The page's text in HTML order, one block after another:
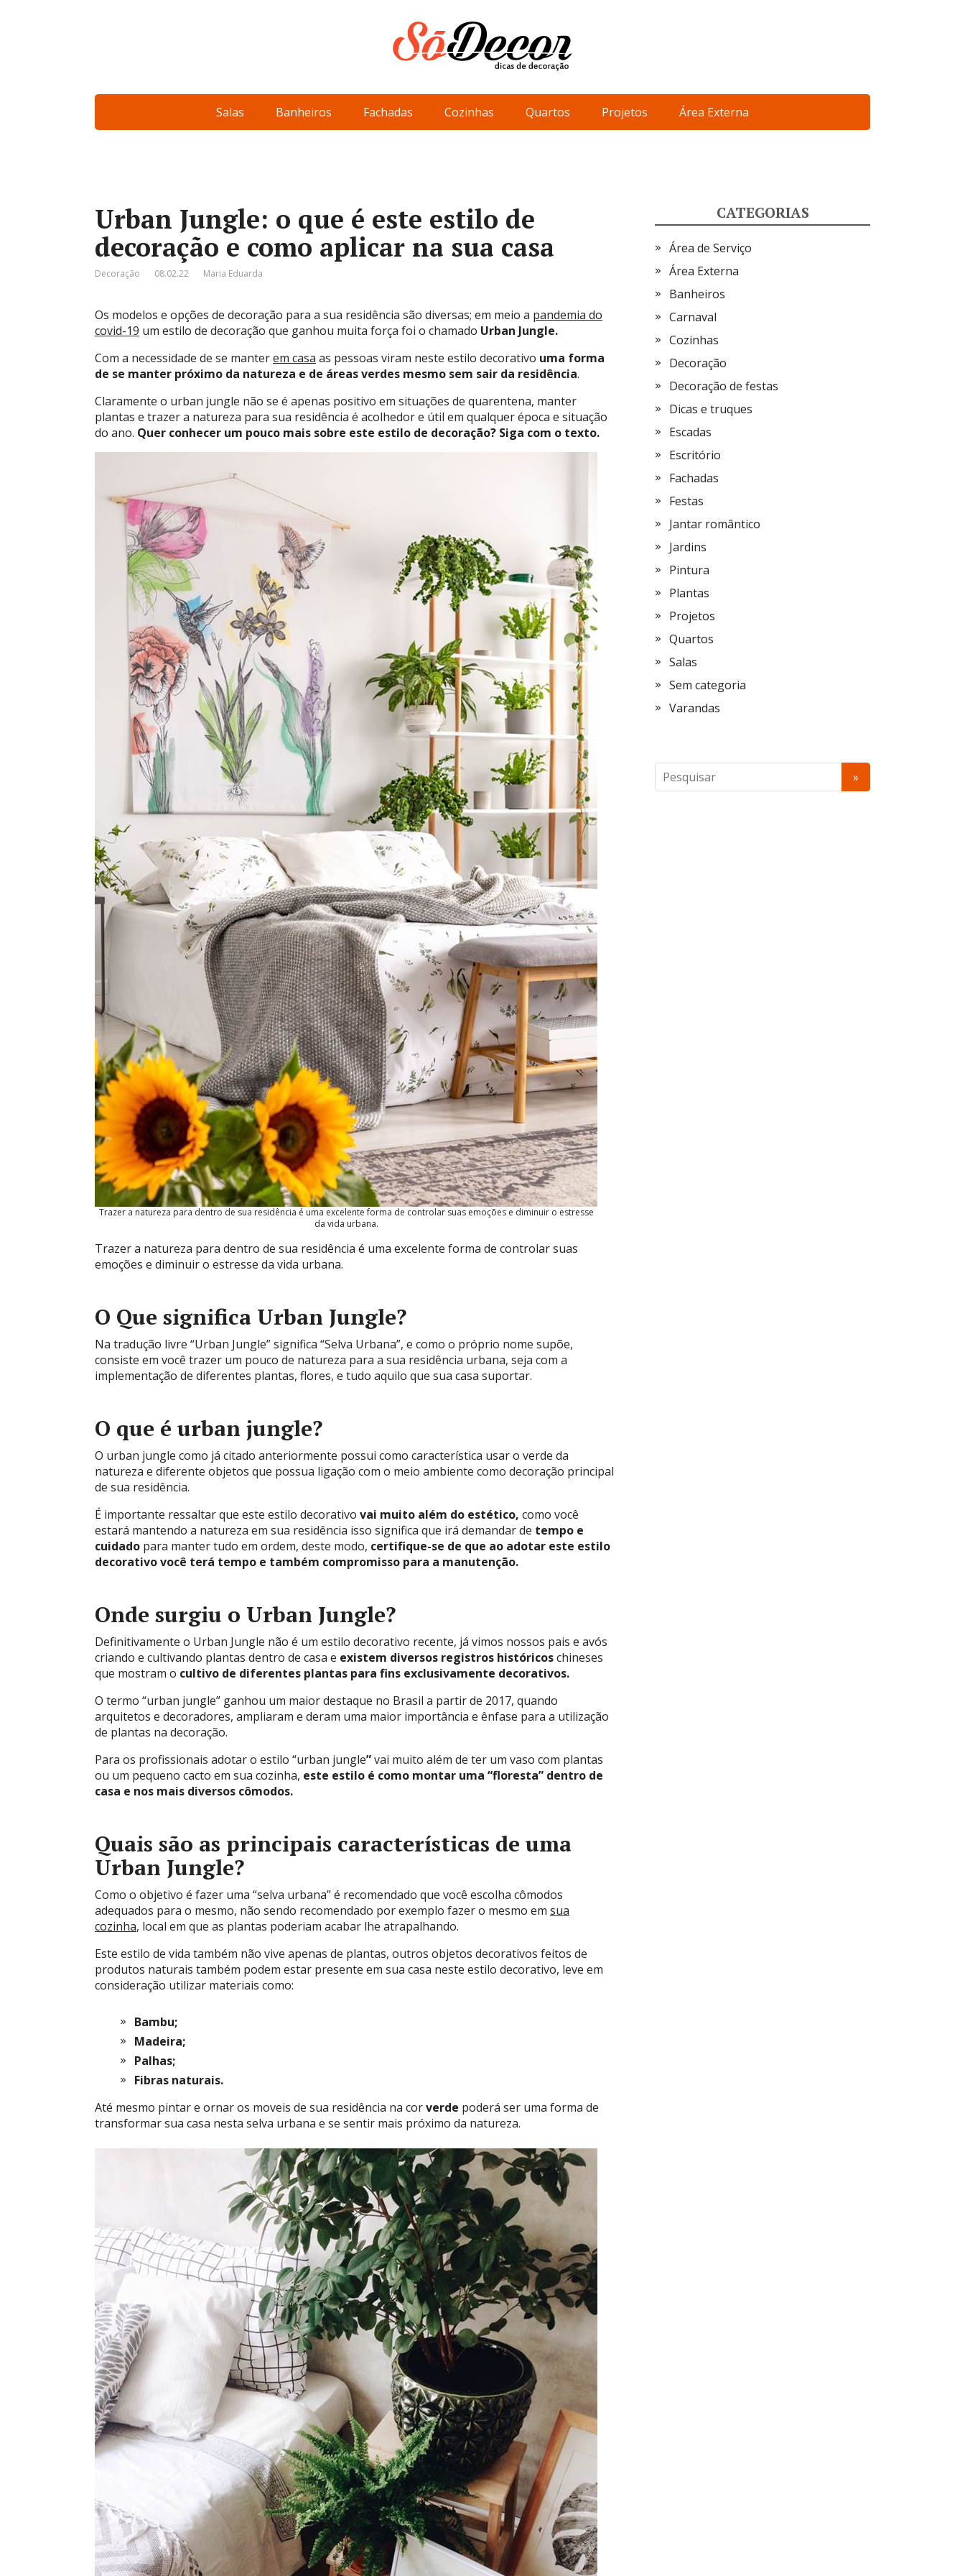
Salas Banheiros Fachadas Cozinhas Quartos Projetos Área Externa
Urban Jungle: o que é este estilo de
decoração e como aplicar na sua casa
Decoração 08.02.22 Maria Eduarda
Os modelos e opções de decoração para a sua residência são diversas; em meio a pandemia do
covid-19 um estilo de decoração que ganhou muita força foi o chamado Urban Jungle.
Com a necessidade de se manterem casa as pessoas viram neste estilo decorativo uma forma
de se manter próximo da natureza e de áreas verdes mesmo sem sair da residência.
Claramente o urban jungle não se é apenas positivo em situações de quarentena, manter
plantas e trazer a natureza para sua residência é acolhedor e útil em qualquer época e situação
do ano. Quer conhecer um pouco mais sobre este estilo de decoração? Siga com o texto.
Trazer a natureza para dentro de sua residência é uma excelente forma de controlar suas emoções e diminuir o estresse
da vida urbana.
Trazer a natureza para dentro de sua residência é uma excelente forma de controlar suas
emoções e diminuir o estresse da vida urbana.
O Que significa Urban Jungle?
Na tradução livre “Urban Jungle” significa “Selva Urbana”, e como o próprio nome supõe,
consiste em você trazer um pouco de natureza para a sua residência urbana, seja com a
implementação de diferentes plantas, flores, e tudo aquilo que sua casa suportar.
O que é urban jungle?
O urban jungle como já citado anteriormente possui como característica usar o verde da
natureza e diferente objetos que possua ligação com o meio ambiente como decoração principal
de sua residência.
É importante ressaltar que este estilo decorativo vai muito além do estético, como você
estará mantendo a natureza em sua residência isso significa que irá demandar de tempo e
cuidado para manter tudo em ordem, deste modo, certifique-se de que ao adotar este estilo
decorativo você terá tempo e também compromisso para a manutenção.
Onde surgiu o Urban Jungle?
Definitivamente o Urban Jungle não é um estilo decorativo recente, já vimos nossos pais e avós
criando e cultivando plantas dentro de casa e existem diversos registros históricoschineses
que mostram o cultivo de diferentes plantas para fins exclusivamente decorativos.
O termo “urban jungle” ganhou um maior destaque no Brasil a partir de 2017, quando
arquitetos e decoradores, ampliaram e deram uma maior importância e ênfase para a utilização
de plantas na decoração.
Para os profissionais adotar o estilo “urban jungle”vai muito além de ter um vaso com plantas
ou um pequeno cacto em sua cozinha, este estilo é como montar uma “floresta” dentro de
casa e nos mais diversos cômodos.
Quais são as principais características de uma
Urban Jungle?
Como o objetivo é fazer uma “selva urbana” é recomendado que você escolha cômodos
adequados para o mesmo, não sendo recomendado por exemplo fazer o mesmo em sua
cozinha, local em que as plantas poderiam acabar lhe atrapalhando.
Este estilo de vida também não vive apenas de plantas, outros objetos decorativos feitos de
produtos naturais também podem estar presente em sua casa neste estilo decorativo, leve em
consideração utilizar materiais como:
Bambu;
Madeira;
Palhas;
Fibras naturais.
Até mesmo pintar e ornar os moveis de sua residência na corverde poderá ser uma forma de
transformar sua casa nesta selva urbana e se sentir mais próximo da natureza.
CATEGORIAS
Área de Serviço
Área Externa
Banheiros
Carnaval
Cozinhas
Decoração
Decoração de festas
Dicas e truques
Escadas
Escritório
Fachadas
Festas
Jantar romântico
Jardins
Pintura
Plantas
Projetos
Quartos
Salas
Sem categoria
Varandas